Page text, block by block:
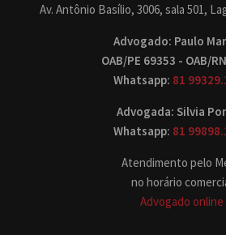
Av. Antônio Basílio, 3006, sala 501,
Advogado: Paulo
OAB/PE 69353 - OAB/
Whatsapp: 81
Advogada: Silvia
Whatsapp: 81
Atendimento pelo
no horário
Advogado online